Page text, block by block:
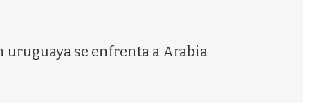
uruguaya se enfrenta a Arabia